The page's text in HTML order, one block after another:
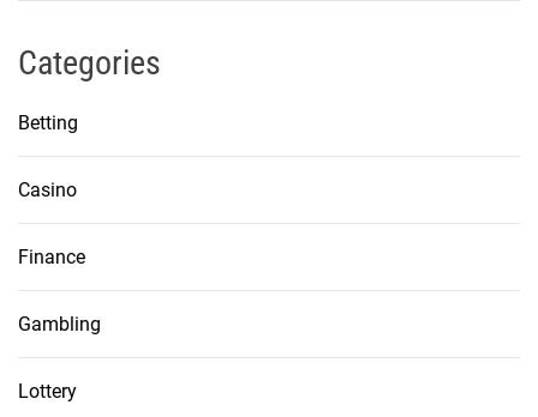
Categories
Betting
Casino
Finance
Gambling
Lottery